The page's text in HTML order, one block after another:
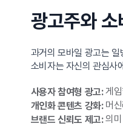
광고주와
과거의 모바일 광고는
소비자는 자신의 관심사
사용자 참여형 광고:게임
개인화 콘텐츠 강화:머신
브랜드 신뢰도 제고:의미